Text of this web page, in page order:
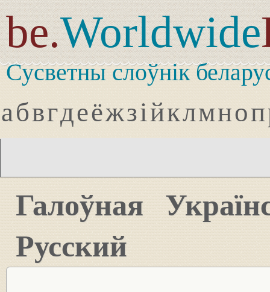
be.Worldwide
Сусветны слоўнік
абвгдеёжзійклмноп
Галоўная
Русский